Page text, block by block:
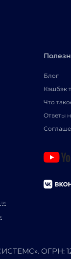
Блог
Кэшбэк
Что
Ответы
ОГРН: